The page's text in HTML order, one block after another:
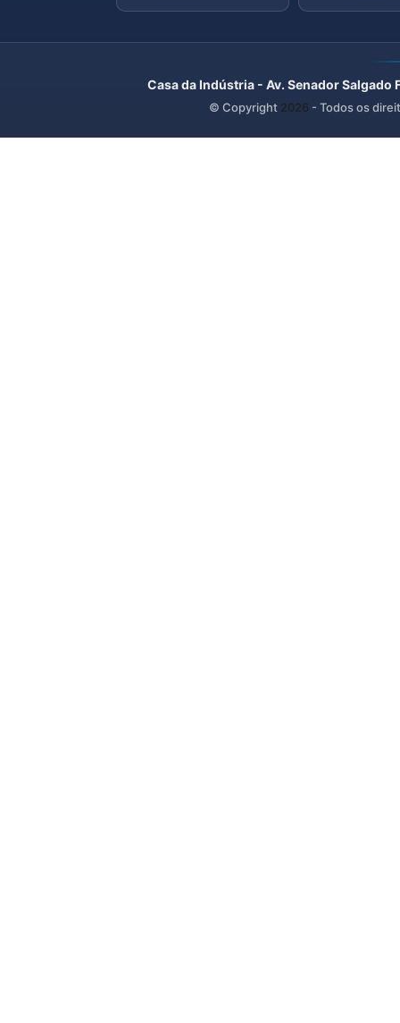
Casa da Indústria - Av. Senador
© Copyright 2026 - Todos os